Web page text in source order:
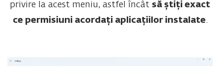
privire la acest meniu, astfel încât să știți exact
ce permisiuni acordați aplicațiilor instalate.